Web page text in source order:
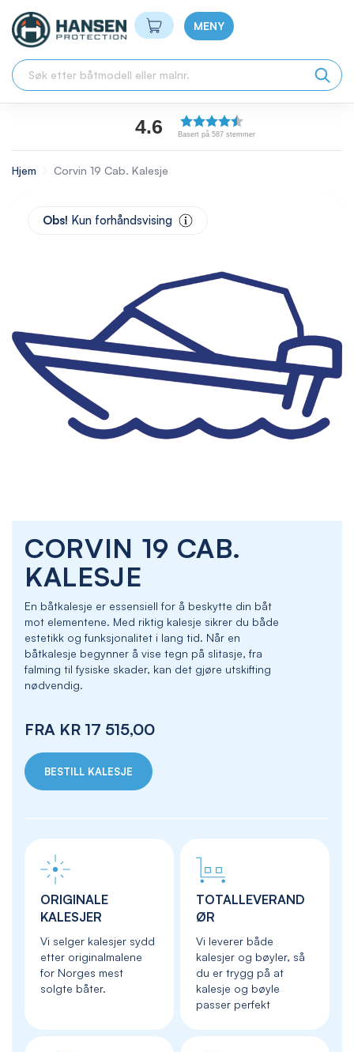
Min handlekurv
MENY
4.6 Basert på 587 stemmer
Hjem Corvin 19 Cab. Kalesje
CORVIN 19 CAB.
KALESJE
En båtkalesje er essensiell for å beskytte din båt
mot elementene. Med riktig kalesje sikrer du både
estetikk og funksjonalitet i lang tid. Når en
båtkalesje begynner å vise tegn på slitasje, fra
falming til fysiske skader, kan det gjøre utskifting
nødvendig.
FRA KR 17 515,00
BESTILL KALESJE
ORIGINALE
KALESJER
Vi selger kalesjer sydd
etter originalmalene
for Norges mest
solgte båter.
TOTALLEVERAND
ØR
Vi leverer både
kalesjer og bøyler, så
du er trygg på at
kalesje og bøyle
passer perfekt
Obs! Kun forhåndsvising
the
beginning
the
images
gallery